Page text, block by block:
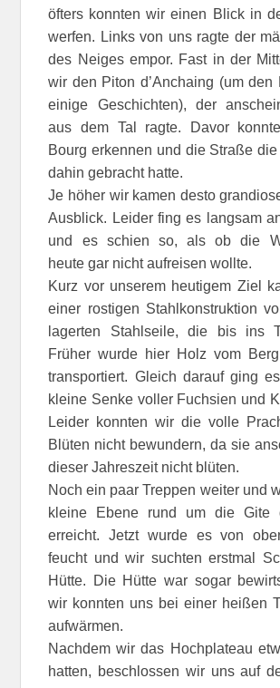
öfters konnten wir einen Blick in
werfen. Links von uns ragte der
des Neiges empor. Fast in der
wir den Piton d’Anchaing (um den
einige Geschichten), der
aus dem Tal ragte. Davor
Bourg erkennen und die Straße
dahin gebracht hatte.
Je höher wir kamen desto
Ausblick. Leider fing es langsam
und es schien so, als ob die
heute gar nicht aufreisen wollte.
Kurz vor unserem heutigem Ziel
einer rostigen Stahlkonstruktion
lagerten Stahlseile, die bis ins
Früher wurde hier Holz vom
transportiert. Gleich darauf ging
kleine Senke voller Fuchsien und
Leider konnten wir die volle
Blüten nicht bewundern, da sie
dieser Jahreszeit nicht blüten.
Noch ein paar Treppen weiter und
kleine Ebene rund um die Gite
erreicht. Jetzt wurde es von
feucht und wir suchten erstmal
Hütte. Die Hütte war sogar
wir konnten uns bei einer heißen
aufwärmen.
Nachdem wir das Hochplateau
hatten, beschlossen wir uns auf